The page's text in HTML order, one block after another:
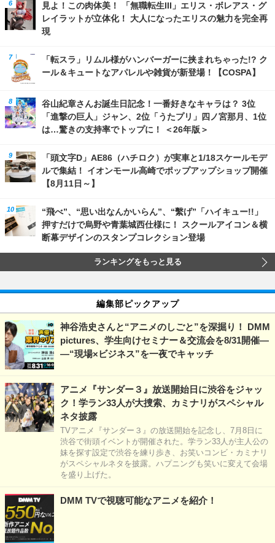
見よ！この肉体美！ 「無職転生III」エリス・ボレアス・グ
レイラットが立体化！ 大人になったエリスの魅力を完全再
現
「転スラ」リムル様がハンバーガーに挟まれちゃった!? ク
ール＆キュートなアパレルや雑貨が新登場！【COSPA】
谷山紀章さんお誕生日記念！一番好きなキャラは？ 3位
「進撃の巨人」ジャン、2位「うたプリ」四ノ宮那月、1位
は…驚きの支持率でトップに！ ＜26年版＞
「頭文字D」AE86（ハチロク）が実車と1/18スケールモデ
ルで集結！ イオンモール高崎でポップアップショップ開催
【8月11日～】
“飛べ”、“思い出なんかいらん”、“繫げ”「ハイキュー!!」
押すだけで烏野や青葉城西仕様に！ スクールアイコン＆横
断幕デザインのスタンプコレクション登場
ランキングをもっと見る
編集部ピックアップ
神谷浩史さんと“アニメのしごと”を深掘り！ DMM
pictures、学生向けセミナー＆交流会を8/31開催―
―“現場×ビジネス”を一夜でキャッチ
アニメ『サンダー３』放送開始日に渋谷をジャッ
ク！学ラン33人が大捜索、カミナリがスペシャル
ネタ披露
TVアニメ『サンダー３』の放送開始を記念し、7月8日に
渋谷で街頭イベントが開催された。学ラン33人が主人公の
妹を探す設定で渋谷を練り歩き、お笑いコンビ・カミナリ
がスペシャルネタを披露。ハプニングも笑いに変えて会場
を盛り上げた。
DMM TVで視聴可能なアニメを紹介！